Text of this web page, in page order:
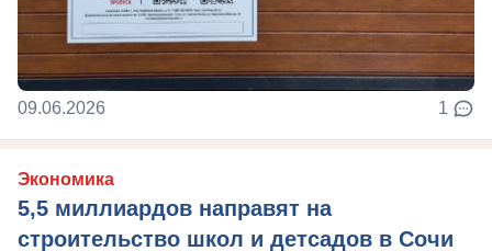
09.06.2026 1
Экономика
5,5 миллиардов направят на
строительство школ и детсадов в Сочи